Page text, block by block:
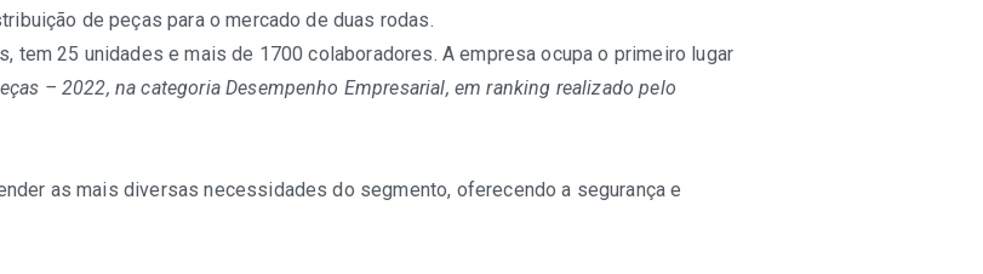
de peças para o mercado de duas rodas.
25 unidades e mais de 1700 colaboradores. A empresa ocupa o primeiro lugar
– 2022, na categoria Desempenho Empresarial, em ranking realizado pelo
as mais diversas necessidades do segmento, oferecendo a segurança e